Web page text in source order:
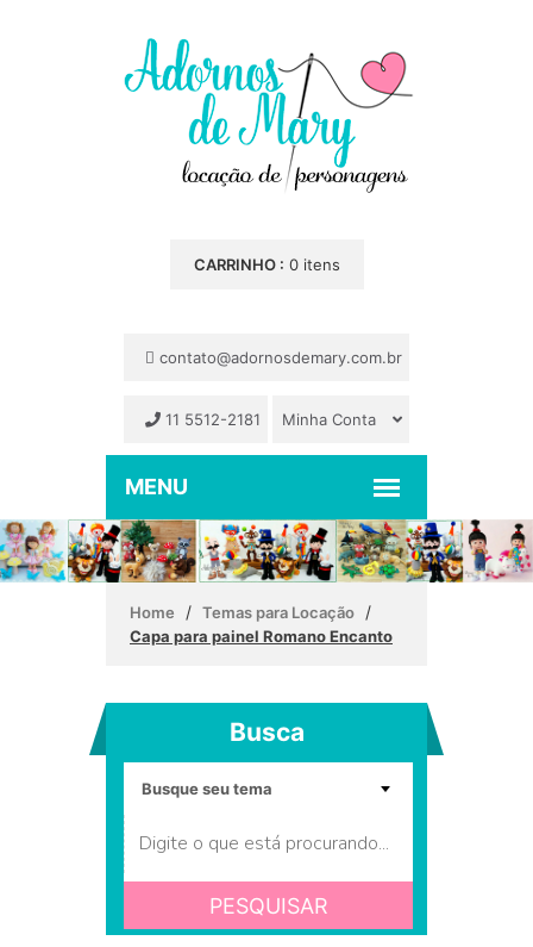
CARRINHO : 0 itens
contato@adornosdemary.com.br
11 5512-2181 Minha Conta
Home / Temas para Locação /
Capa para painel Romano Encanto
Busca
PESQUISAR